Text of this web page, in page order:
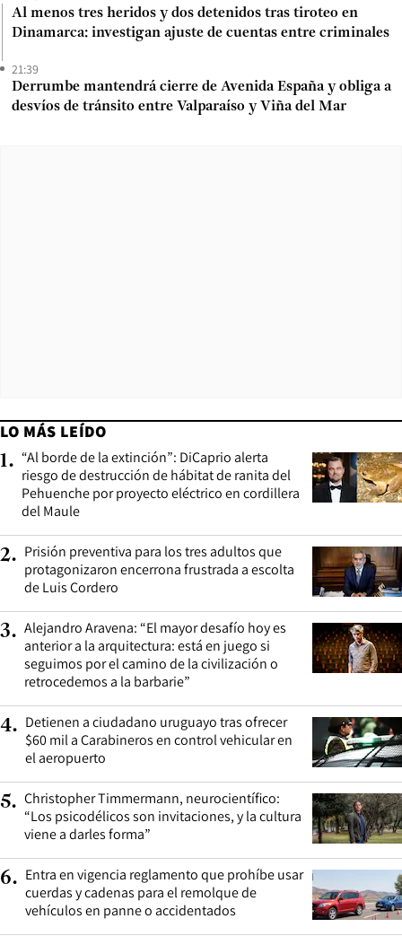
Al menos tres heridos y dos detenidos tras tiroteo en
Dinamarca: investigan ajuste de cuentas entre criminales
21:39
Derrumbe mantendrá cierre de Avenida España y obliga a
desvíos de tránsito entre Valparaíso y Viña del Mar
LO MÁS LEÍDO
1. “Al borde de la extinción”: DiCaprio alerta
riesgo de destrucción de hábitat de ranita del
Pehuenche por proyecto eléctrico en cordillera
del Maule
2. Prisión preventiva para los tres adultos que
protagonizaron encerrona frustrada a escolta
de Luis Cordero
3. Alejandro Aravena: “El mayor desafío hoy es
anterior a la arquitectura: está en juego si
seguimos por el camino de la civilización o
retrocedemos a la barbarie”
4. Detienen a ciudadano uruguayo tras ofrecer
$60 mil a Carabineros en control vehicular en
el aeropuerto
5. Christopher Timmermann, neurocientífico:
“Los psicodélicos son invitaciones, y la cultura
viene a darles forma”
6. Entra en vigencia reglamento que prohíbe usar
cuerdas y cadenas para el remolque de
vehículos en panne o accidentados